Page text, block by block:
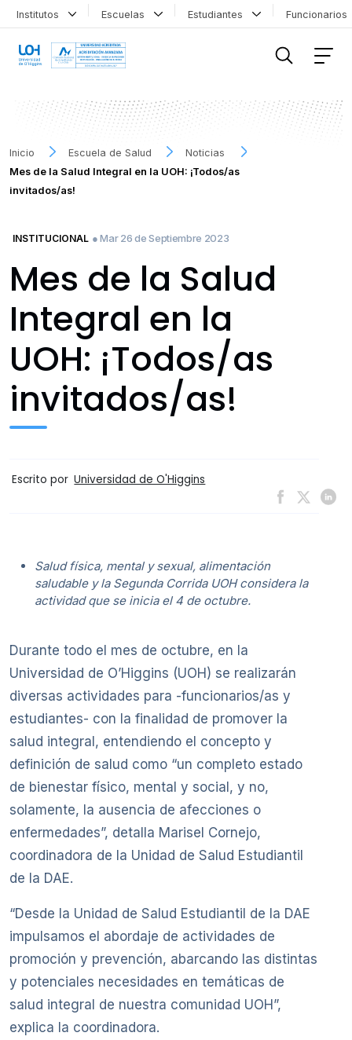
Institutos Escuelas Estudiantes
Inicio Escuela de Salud
Noticias
Mes de la Salud Integral en la UOH: ¡Todos/as
invitados/as!
INSTITUCIONAL ● Mar 26 de Septiembre 2023
Mes de la Salud
Integral en la
UOH: ¡Todos/as
invitados/as!
Escrito por Universidad de O'Higgins
Salud física, mental y sexual, alimentación
saludable y la Segunda Corrida UOH considera la
actividad que se inicia el 4 de octubre.
Durante todo el mes de octubre, en la
Universidad de O’Higgins (UOH) se realizarán
diversas actividades para -funcionarios/as y
estudiantes- con la finalidad de promover la
salud integral, entendiendo el concepto y
definición de salud como “un completo estado
de bienestar físico, mental y social, y no,
solamente, la ausencia de afecciones o
enfermedades”, detalla Marisel Cornejo,
coordinadora de la Unidad de Salud Estudiantil
de la DAE.
“Desde la Unidad de Salud Estudiantil de la DAE
impulsamos el abordaje de actividades de
promoción y prevención, abarcando las distintas
y potenciales necesidades en temáticas de
salud integral de nuestra comunidad UOH”,
explica la coordinadora.